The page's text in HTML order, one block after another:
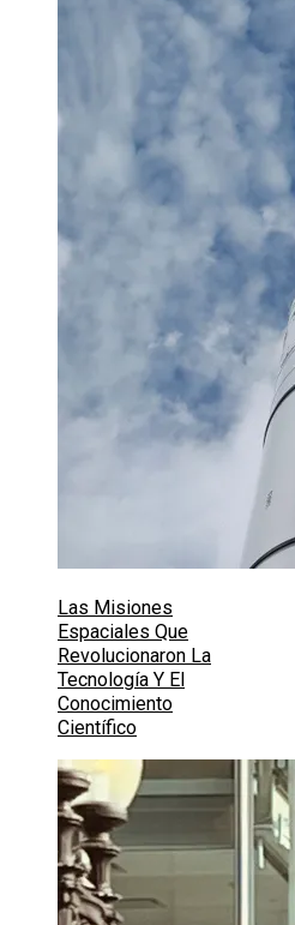
Las Misiones
Espaciales Que
Revolucionaron La
Tecnología Y El
Conocimiento
Científico